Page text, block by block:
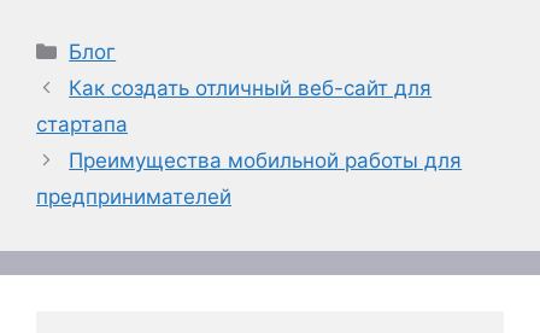
Рубрики
Блог
Как создать отличный веб-сайт для
стартапа
Преимущества мобильной работы для
предпринимателей